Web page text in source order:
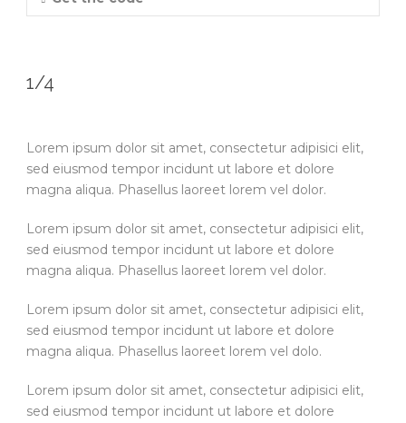
1/4
Lorem ipsum dolor sit amet, consectetur adipisici elit,
sed eiusmod tempor incidunt ut labore et dolore
magna aliqua. Phasellus laoreet lorem vel dolor.
Lorem ipsum dolor sit amet, consectetur adipisici elit,
sed eiusmod tempor incidunt ut labore et dolore
magna aliqua. Phasellus laoreet lorem vel dolor.
Lorem ipsum dolor sit amet, consectetur adipisici elit,
sed eiusmod tempor incidunt ut labore et dolore
magna aliqua. Phasellus laoreet lorem vel dolo.
Lorem ipsum dolor sit amet, consectetur adipisici elit,
sed eiusmod tempor incidunt ut labore et dolore